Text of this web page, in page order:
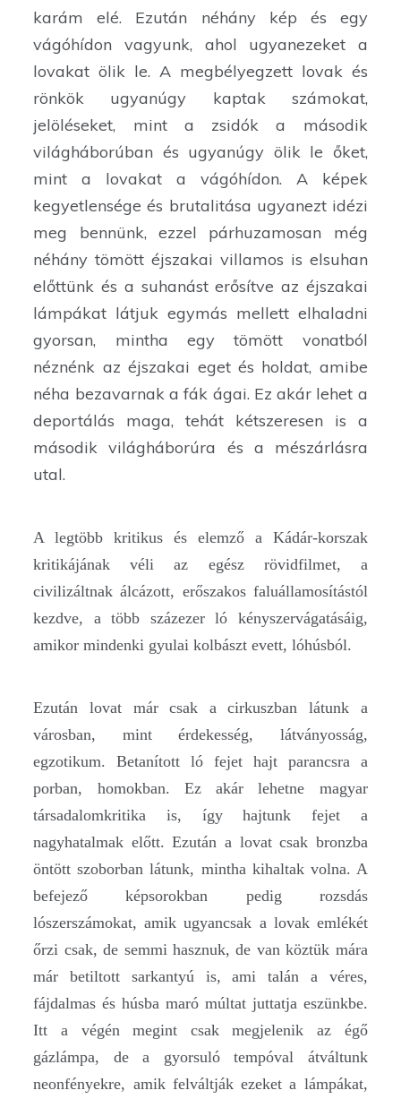
karám elé. Ezután néhány kép és egy
vágóhídon vagyunk, ahol ugyanezeket a
lovakat ölik le. A megbélyegzett lovak és
rönkök ugyanúgy kaptak számokat,
jelöléseket, mint a zsidók a második
világháborúban és ugyanúgy ölik le őket,
mint a lovakat a vágóhídon. A képek
kegyetlensége és brutalitása ugyanezt idézi
meg bennünk, ezzel párhuzamosan még
néhány tömött éjszakai villamos is elsuhan
előttünk és a suhanást erősítve az éjszakai
lámpákat látjuk egymás mellett elhaladni
gyorsan, mintha egy tömött vonatból
néznénk az éjszakai eget és holdat, amibe
néha bezavarnak a fák ágai. Ez akár lehet a
deportálás maga, tehát kétszeresen is a
második világháborúra és a mészárlásra
utal.
A legtöbb kritikus és elemző a Kádár-korszak
kritikájának véli az egész rövidfilmet, a
civilizáltnak álcázott, erőszakos faluállamosítástól
kezdve, a több százezer ló kényszervágatásáig,
amikor mindenki gyulai kolbászt evett, lóhúsból.
Ezután lovat már csak a cirkuszban látunk a
városban, mint érdekesség, látványosság,
egzotikum. Betanított ló fejet hajt parancsra a
porban, homokban. Ez akár lehetne magyar
társadalomkritika is, így hajtunk fejet a
nagyhatalmak előtt. Ezután a lovat csak bronzba
öntött szoborban látunk, mintha kihaltak volna. A
befejező képsorokban pedig rozsdás
lószerszámokat, amik ugyancsak a lovak emlékét
őrzi csak, de semmi hasznuk, de van köztük mára
már betiltott sarkantyú is, ami talán a véres,
fájdalmas és húsba maró múltat juttatja eszünkbe.
Itt a végén megint csak megjelenik az égő
gázlámpa, de a gyorsuló tempóval átváltunk
neonfényekre, amik felváltják ezeket a lámpákat,